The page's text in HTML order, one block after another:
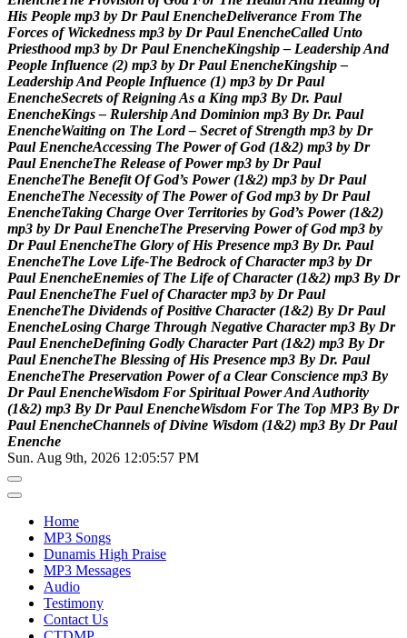
His People mp3 by Dr Paul EnencheDeliverance From The
Forces of Wickedness mp3 by Dr Paul EnencheCalled Unto
Priesthood mp3 by Dr Paul EnencheKingship – LeadershipAnd
People Influence (2) mp3 by Dr Paul EnencheKingship –
LeadershipAnd People Influence (1) mp3 by Dr Paul
EnencheSecrets of ReigningAs a King mp3 By Dr. Paul
EnencheKings – RulershipAnd Dominion mp3 By Dr. Paul
EnencheWaiting on The Lord – Secret of Strength mp3 by Dr
Paul EnencheAccessing The Power of God (1&2) mp3 by Dr
Paul EnencheThe Release of Power mp3 by Dr Paul
EnencheThe Benefit Of God’s Power (1&2) mp3 by Dr Paul
EnencheThe Necessity of The Power of God mp3 by Dr Paul
EnencheTaking Charge Over Territories by God’s Power (1&2)
mp3 by Dr Paul EnencheThe Preserving Power of God mp3 by
Dr Paul EnencheThe Glory of His Presence mp3 By Dr. Paul
EnencheThe Love Life-The Bedrock of Character mp3 by Dr
Paul EnencheEnemies of The Life of Character (1&2) mp3 By Dr
Paul EnencheThe Fuel of Character mp3 by Dr Paul
EnencheThe Dividends of Positive Character (1&2) By Dr Paul
EnencheLosing Charge Through Negative Character mp3 By Dr
Paul EnencheDefining Godly Character Part (1&2) mp3 By Dr
Paul EnencheThe Blessing of His Presence mp3 By Dr. Paul
EnencheThe Preservation Power of a Clear Conscience mp3 By
Dr Paul EnencheWisdom For Spiritual PowerAndAuthority
(1&2) mp3 By Dr Paul EnencheWisdom For The Top MP3 By Dr
Paul EnencheChannels of Divine Wisdom (1&2) mp3 By Dr Paul
Enenche
Sun. Aug 9th, 2026 12:05:58 PM
Home
MP3 Songs
Dunamis High Praise
MP3 Messages
Audio
Testimony
Contact Us